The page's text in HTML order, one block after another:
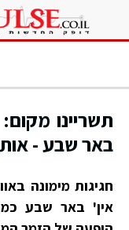
תשריינו
באר שבע -
חגיגות מימונה
אין' באר שבע